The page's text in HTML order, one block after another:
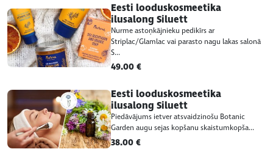
Eesti looduskosmeetika
ilusalong Siluett
Nurme astoņkājnieku pedikīrs ar
Striplac/Glamlac vai parasto nagu lakas salonā
S...
49.00 €
Eesti looduskosmeetika
ilusalong Siluett
Piedāvājums ietver atsvaidzinošu Botanic
Garden augu sejas kopšanu skaistumkopša...
38.00 €